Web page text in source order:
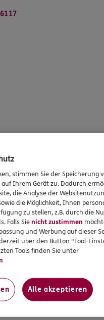
stimmen Sie der Speicherung
Ihrem Gerät zu. Dadurch
die Analyse der
die Möglichkeit, Ihnen
zu stellen, z.B. durch die
Falls Sienicht zustimmen
und Werbung auf dieser
über den Button "Tool-
Tools finden Sie unter
Alle akzeptieren